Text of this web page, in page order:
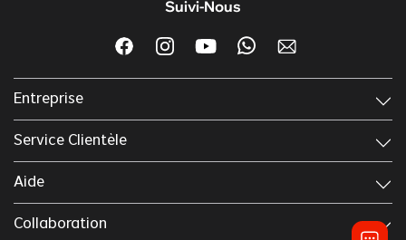
Entreprise
Service Clientèle
Aide
Collaboration
Suivi-Nous